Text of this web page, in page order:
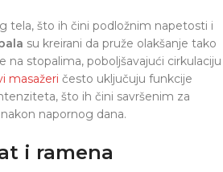
tela, što ih čini podložnim napetosti i
su kreirani da pruže olakšanje tako
na stopalima, poboljšavajući cirkulaciju
masažeri često uključuju funkcije
što ih čini savršenim za
napornog dana.
i ramena